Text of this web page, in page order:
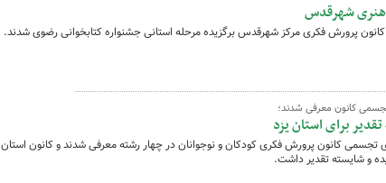
شهرقدس
کانون پرورش فکری مرکز شهرقدس برگزیده مرحله استانی جشنواره کتابخوانی رضوی شدند.
کانون معرفی شدند؛
برای استان یزد
تجسمی کانون پرورش فکری کودکان و نوجوانان در چهار رشته معرفی شدند و کانون استان
و شایسته تقدیر داشت.